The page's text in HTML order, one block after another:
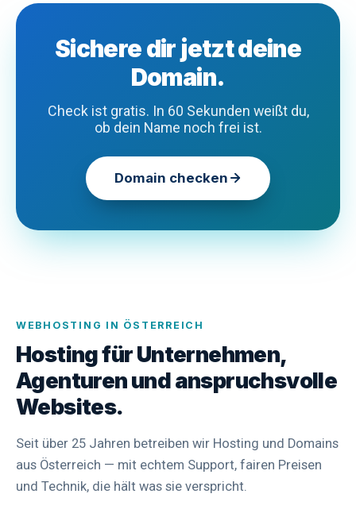
Sichere dir jetzt deine
Domain.
Check ist gratis. In 60 Sekunden weißt du,
ob dein Name noch frei ist.
Domain checken
WEBHOSTING IN ÖSTERREICH
Hosting für Unternehmen,
Agenturen und anspruchsvolle
Websites.
Seit über 25 Jahren betreiben wir Hosting und Domains
aus Österreich — mit echtem Support, fairen Preisen
und Technik, die hält was sie verspricht.